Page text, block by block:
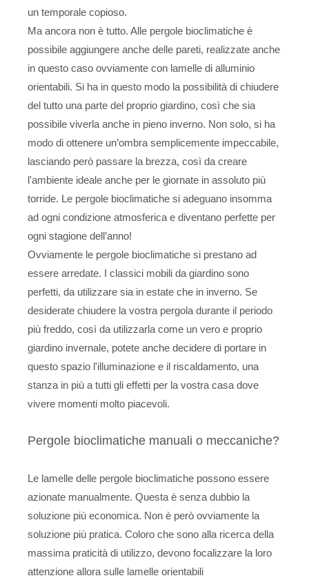
un temporale copioso.
Ma ancora non è tutto. Alle pergole bioclimatiche è
possibile aggiungere anche delle pareti, realizzate anche
in questo caso ovviamente con lamelle di alluminio
orientabili. Si ha in questo modo la possibilità di chiudere
del tutto una parte del proprio giardino, così che sia
possibile viverla anche in pieno inverno. Non solo, si ha
modo di ottenere un’ombra semplicemente impeccabile,
lasciando però passare la brezza, così da creare
l'ambiente ideale anche per le giornate in assoluto più
torride. Le pergole bioclimatiche si adeguano insomma
ad ogni condizione atmosferica e diventano perfette per
ogni stagione dell’anno!
Ovviamente le pergole bioclimatiche si prestano ad
essere arredate. I classici mobili da giardino sono
perfetti, da utilizzare sia in estate che in inverno. Se
desiderate chiudere la vostra pergola durante il periodo
più freddo, così da utilizzarla come un vero e proprio
giardino invernale, potete anche decidere di portare in
questo spazio l'illuminazione e il riscaldamento, una
stanza in più a tutti gli effetti per la vostra casa dove
vivere momenti molto piacevoli.
Pergole bioclimatiche manuali o meccaniche?
Le lamelle delle pergole bioclimatiche possono essere
azionate manualmente. Questa è senza dubbio la
soluzione più economica. Non è però ovviamente la
soluzione più pratica. Coloro che sono alla ricerca della
massima praticità di utilizzo, devono focalizzare la loro
attenzione allora sulle lamelle orientabili